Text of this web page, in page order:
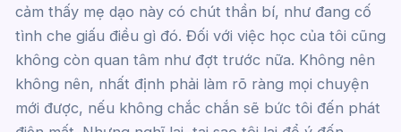
cảm thấy mẹ dạo này có chút thần bí, như đang cố
tình che giấu điều gì đó. Đối với việc học của tôi cũng
không còn quan tâm như đợt trước nữa. Không nên
không nên, nhất định phải làm rõ ràng mọi chuyện
mới được, nếu không chắc chắn sẽ bức tôi đến phát